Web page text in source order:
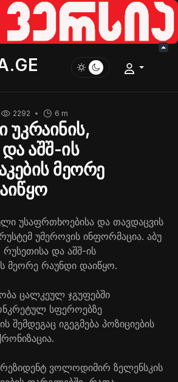
6 m
2292
უკრაინის,
აშშ-ის
მეორე
უსაფრთხოებისა და თავდაცვის
უმეროვის ინფორმაცია. აბუ
რუსეთისა და აშშ-ის
მეორე რაუნდი დაიწყო.
ცალკეულ ჯგუფებში
სფეროებზე
შემდეგაც იგეგმება პოზიციების
ვოლოდიმირ ზელენსკის